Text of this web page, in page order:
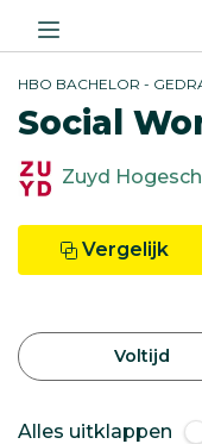
HBO BACHELOR -
Social
Zuyd
Vergelijk
Voltijd
Alles uitklappen